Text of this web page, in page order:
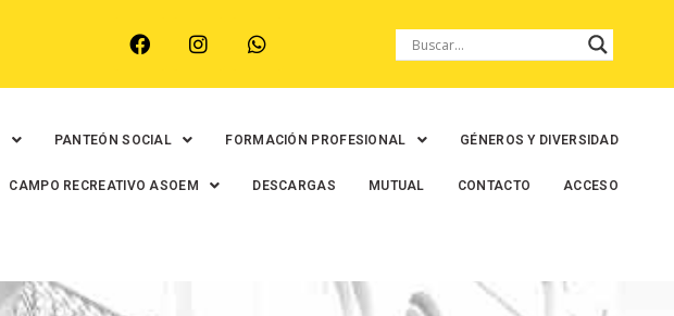
PANTEÓN SOCIAL FORMACIÓN PROFESIONAL GÉNEROS Y DIVERSIDAD
CAMPO RECREATIVO ASOEM DESCARGAS MUTUAL CONTACTO ACCESO